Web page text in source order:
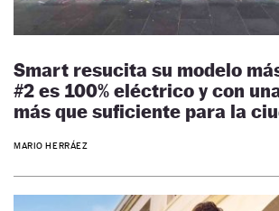
Smart resucita su modelo
#2 es 100% eléctrico y con
más que suficiente para la
MARIO HERRÁEZ